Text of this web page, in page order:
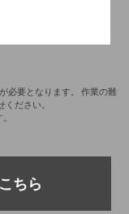
必要となります。
作業の難
ださい。
ちら